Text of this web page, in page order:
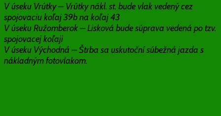
V úseku Vrútky – Vrútky nákl. st. bude vlak vedený cez
spojovaciu koľaj 39b na koľaj 43
V úseku Ružomberok – Lisková bude súprava vedená po tzv.
spojovacej koľaji
V úseku Východná – Štrba sa uskutoční súbežná jazda s
nákladným fotovlakom.